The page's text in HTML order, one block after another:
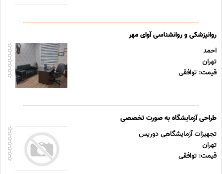
روانپزشکی و روانشناسی آوای مهر
احمد
تهران
قیمت: توافقی
طراحی آزمایشگاه به صورت تخصصی
تجهیزات آزمایشگاهی دوریس
تهران
قیمت: توافقی